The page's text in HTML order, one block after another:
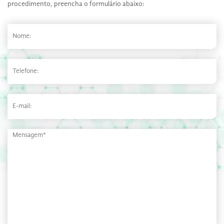
procedimento, preencha o formulário abaixo: